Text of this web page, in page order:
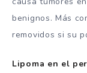
benignos. Más
removidos si su
Lipoma en el